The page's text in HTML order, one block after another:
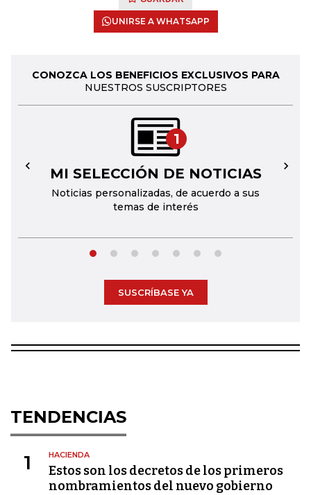
UNIRSE A WHATSAPP
CONOZCA LOS BENEFICIOS EXCLUSIVOS PARA
NUESTROS SUSCRIPTORES
1
MI SELECCIÓN DE NOTICIAS
Noticias personalizadas, de acuerdo a sus
temas de interés
← →
SUSCRÍBASE YA
TENDENCIAS
1 HACIENDA
Estos son los decretos de los primeros
nombramientos del nuevo gobierno